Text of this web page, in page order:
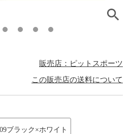
販売店：ピットスポーツ
この販売店の送料について
09ブラック×ホワイト